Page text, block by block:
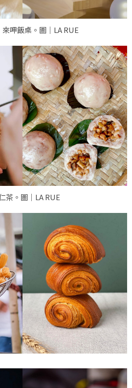
呷飯桌。圖｜LA RUE
茶。圖｜LA RUE